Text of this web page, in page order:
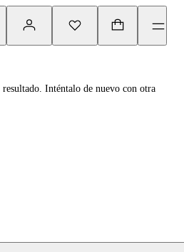
Inténtalo de nuevo con otra